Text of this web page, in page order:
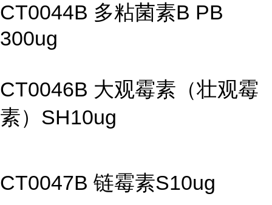
CT0044B 多粘菌素B PB
300ug
CT0046B 大观霉素（壮观霉
素）SH10ug
CT0047B 链霉素S10ug